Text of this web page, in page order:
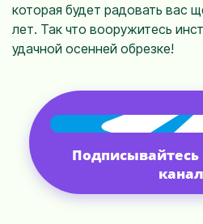
которая будет радовать вас
лет. Так что вооружитесь
удачной осенней обрезке!
Подписывайтесь
канал